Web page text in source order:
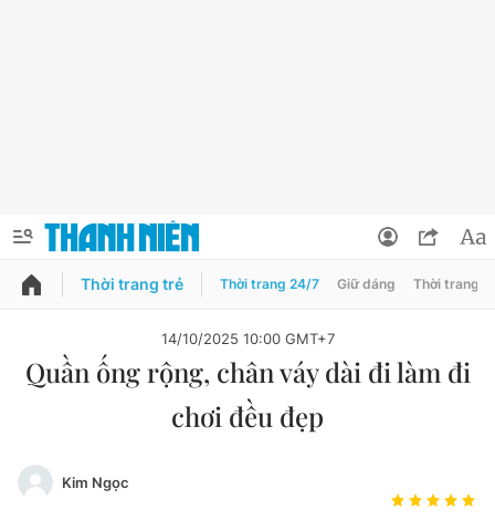
PODCAST QUẢNG CÁO
Chuyên mục khác
Thông tin tài khoản
Thời trang trẻ Thời trang 24/7 Giữ dáng Thời trang
14/10/2025 10:00 GMT+7
Quần ống rộng, chân váy dài đi làm đi
chơi đều đẹp
Kim Ngọc